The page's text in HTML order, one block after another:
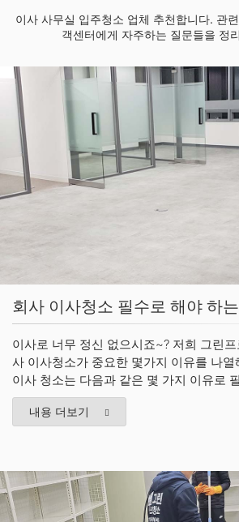
이사 사무실 입주청소 업체 추천합니다. 관
객센터에게 자주하는 질문들을 정
회사 이사청소 필수로 해야 하
이사로 너무 정신 없으시죠~? 저희 그린
사 이사청소가 중요한 몇가지 이유를 나
이사 청소는 다음과 같은 몇 가지 이유로
내용 더보기